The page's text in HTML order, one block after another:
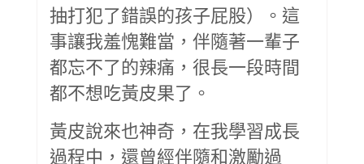
抽打犯了錯誤的孩子屁股）。這
事讓我羞愧難當，伴隨著一輩子
都忘不了的辣痛，很長一段時間
都不想吃黃皮果了。
黃皮說來也神奇，在我學習成長
過程中，還曾經伴隨和激勵過